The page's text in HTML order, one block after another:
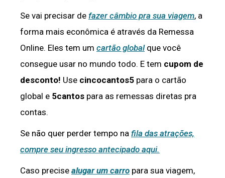
Se vai precisar de fazer câmbio pra sua viagem, a
forma mais econômica é através da Remessa
Online. Eles tem um cartão globalque você
consegue usar no mundo todo. E tem cupom de
desconto! Use cincocantos5 para o cartão
global e 5cantos para as remessas diretas pra
contas.
Se não quer perder tempo na fila das atrações,
compre seu ingresso antecipado aqui.
Caso precise alugar um carro para sua viagem,